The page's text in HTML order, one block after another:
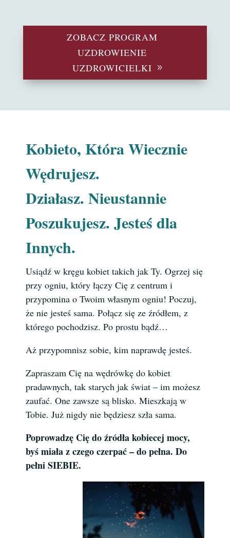
ZOBACZ PROGRAM
UZDROWIENIE
UZDROWICIELKI
Kobieto, Która Wiecznie
Wędrujesz.
Działasz. Nieustannie
Poszukujesz. Jesteś dla
Innych.
Usiądź w kręgu kobiet takich jak Ty. Ogrzej się
przy ogniu, który łączy Cię z centrum i
przypomina o Twoim własnym ogniu! Poczuj,
że nie jesteś sama. Połącz się ze źródłem, z
którego pochodzisz. Po prostu bądź…
Aż przypomnisz sobie, kim naprawdę jesteś.
Zapraszam Cię na wędrówkę do kobiet
pradawnych, tak starych jak świat – im możesz
zaufać. One zawsze są blisko. Mieszkają w
Tobie. Już nigdy nie będziesz szła sama.
Poprowadzę Cię do źródła kobiecej mocy,
byś miała z czego czerpać – do pełna. Do
pełni SIEBIE.